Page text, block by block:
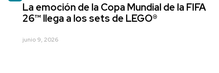
La emoción de la Copa Mundial de la FIFA
26™ llega a los sets de LEGO®
junio 9, 2026